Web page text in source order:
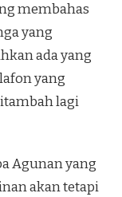
membahas
yang
ada yang
yang
lagi
Agunan yang
akan tetapi